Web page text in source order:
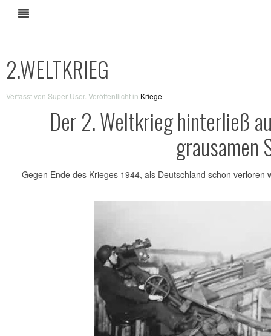
2.WELTKRIEG
Verfasst von Super User. Veröffentlicht in Kriege
Der 2. Weltkrieg hinterließ
grausamen
Gegen Ende des Krieges 1944, als Deutschland schon